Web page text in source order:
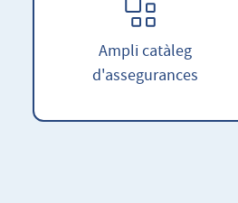
Ampli catàleg
d'assegurances